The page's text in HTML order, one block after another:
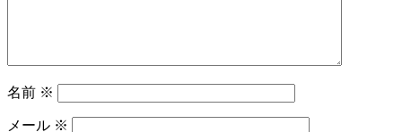
名前 ※
メール ※